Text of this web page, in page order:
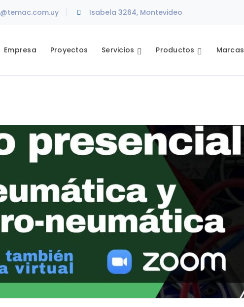
Isabela 3264, Montevideo
Empresa Proyectos Servicios Productos Marcas